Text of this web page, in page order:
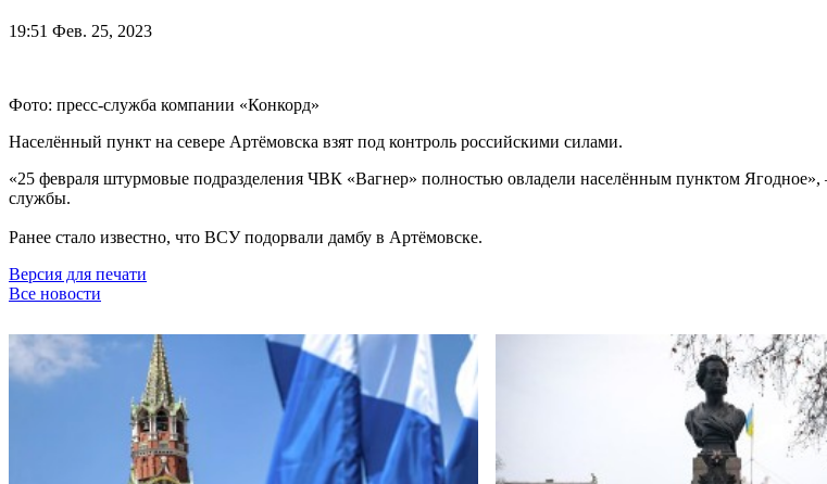
19:51 Фев. 25, 2023
Фото: пресс-служба компании «Конкорд»
Населённый пункт на севере Артёмовска взят под контроль российскими силами.
«25 февраля штурмовые подразделения ЧВК «Вагнер» полностью овладели населённым пунктом
службы.
Ранее стало известно, что ВСУ подорвали дамбу в Артёмовске.
Версия для печати
Все новости